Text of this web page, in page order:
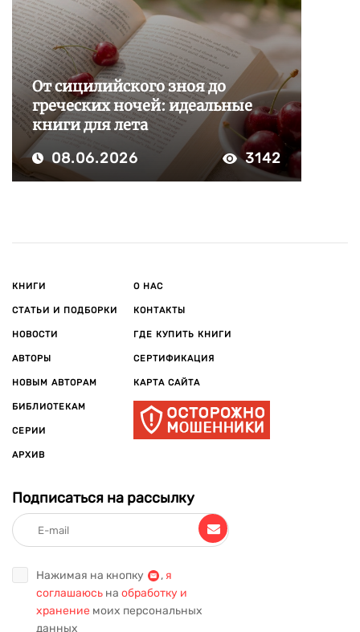
От сицилийского зноя до
греческих ночей: идеальные
книги для лета
08.06.2026 3142
КНИГИ
СТАТЬИ И ПОДБОРКИ
НОВОСТИ
АВТОРЫ
НОВЫМ АВТОРАМ
БИБЛИОТЕКАМ
СЕРИИ
АРХИВ
О НАС
КОНТАКТЫ
ГДЕ КУПИТЬ КНИГИ
СЕРТИФИКАЦИЯ
КАРТА САЙТА
Подписаться на рассылку
Нажимая на кнопку , я
соглашаюсь на обработку и
хранение моих персональных
данных